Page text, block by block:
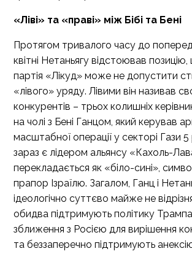
«Ліві» та «праві» між Бібі та Бені
Протягом тривалого часу до
квітні Нетаньягу відстоював
партія «Лікуд» може не допустити
«лівого» уряду. Лівими він називав
конкурентів – трьох колишніх
на чолі з Бені Ганцом, який керував
масштабної операції у секторі Гази 5
зараз є лідером альянсу «Кахоль-
перекладається як «біло-сині»,
прапор Ізраїлю. Загалом, Ганц і
ідеологічно суттєво майже не
обидва підтримують політику
зближення з Росією для вирішення
та беззаперечно підтримують